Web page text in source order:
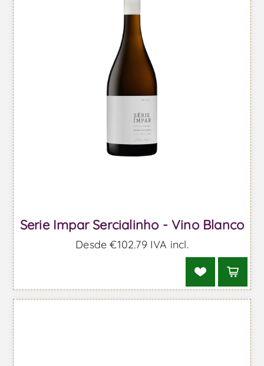
Serie Impar Sercialinho - Vino Blanco
Desde €102,79 IVA incl.